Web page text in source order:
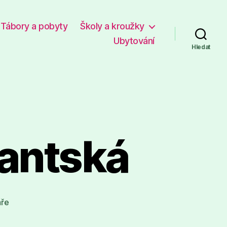
Tábory a pobyty
Školy a kroužky
Ubytování
Hledat
u